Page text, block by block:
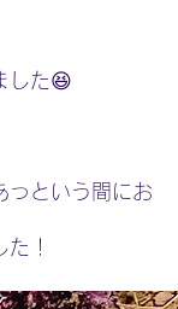
した😆
っという間にお
！